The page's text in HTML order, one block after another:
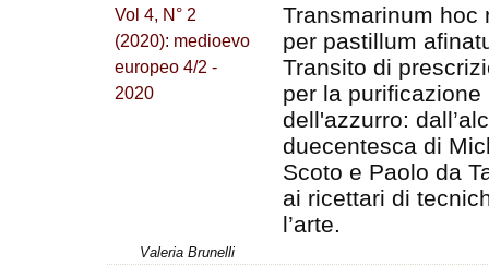
Vol 4, N° 2
(2020): medioevo
europeo 4/2 -
2020
Transmarinum hoc
per pastillum
Transito di
per la purificazione
dell'azzurro:
duecentesca di
Scoto e Paolo da
ai ricettari di
l’arte.
Valeria Brunelli